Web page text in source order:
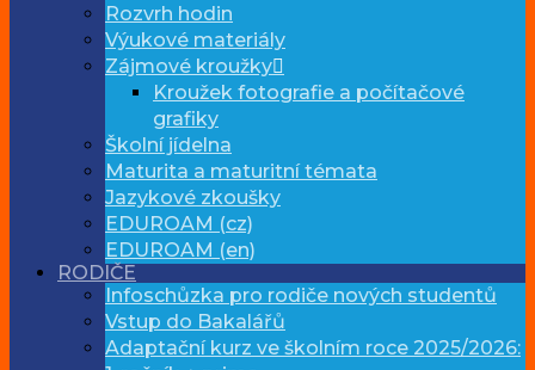
Rozvrh hodin
Výukové materiály
Zájmové kroužky
Kroužek fotografie a počítačové
grafiky
Školní jídelna
Maturita a maturitní témata
Jazykové zkoušky
EDUROAM (cz)
EDUROAM (en)
RODIČE
Infoschůzka pro rodiče nových studentů
Vstup do Bakalářů
Adaptační kurz ve školním roce 2025/2026: